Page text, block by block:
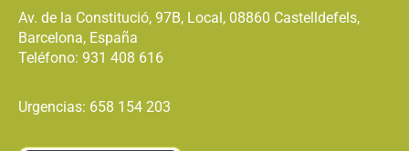
Av. de la Constitució, 97B, Local, 08860 Castelldefels,
Barcelona, España
Teléfono: 931 408 616
Urgencias: 658 154 203